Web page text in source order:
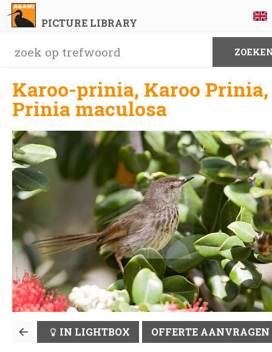
PICTURE LIBRARY
Karoo-prinia, Karoo Prinia,
Prinia maculosa
IN LIGHTBOX OFFERTE AANVRAGEN